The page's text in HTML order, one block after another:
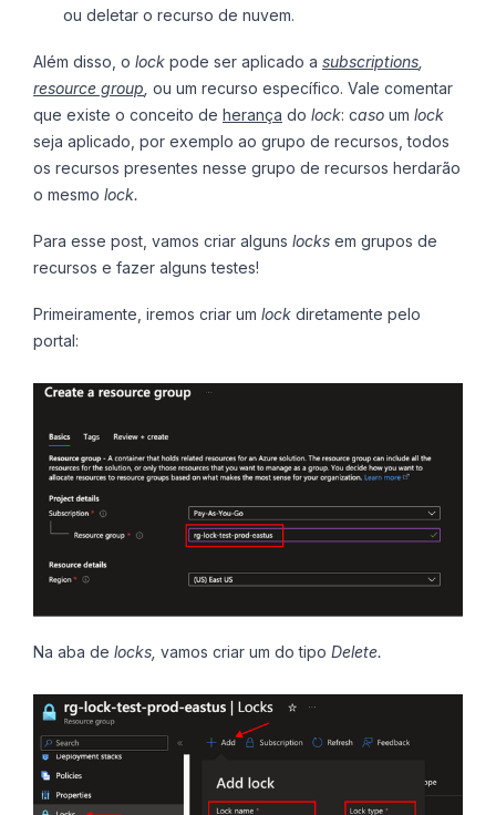
ou deletar o recurso de nuvem.
Além disso, o lock pode ser aplicado a subscriptions
resource group ou um recurso específico. Vale comentar
que existe o conceito de herança do lock: caso um lock
seja aplicado, por exemplo ao grupo de recursos, todos
os recursos presentes nesse grupo de recursos herdarão
o mesmo lock.
Para esse post, vamos criar alguns locks em grupos de
recursos e fazer alguns testes!
Primeiramente, iremos criar um lock diretamente pelo
portal:
Na aba de locks, vamos criar um do tipo Delete.